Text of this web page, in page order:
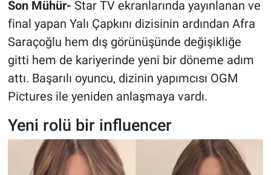
Son Mühür- Star TV ekranlarında yayınlanan ve
final yapan Yalı Çapkını dizisinin ardından Afra
Saraçoğlu hem dış görünüşünde değişikliğe
gitti hem de kariyerinde yeni bir döneme adım
attı. Başarılı oyuncu, dizinin yapımcısı OGM
Pictures ile yeniden anlaşmaya vardı.
Yeni rolü bir influencer